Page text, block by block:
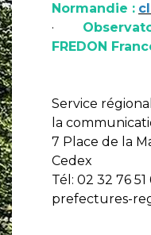
Normandie :
·
FREDON
Service
la
7 Place de la
Cedex
Tél: 02 32 76 51
prefectures-